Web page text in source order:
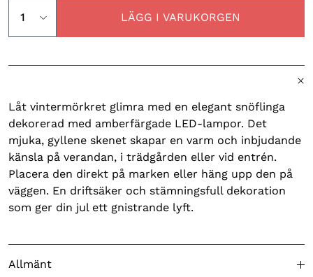
LÄGG I VARUKORGEN
Låt vintermörkret glimra med en elegant snöflinga
dekorerad med amberfärgade LED-lampor. Det
mjuka, gyllene skenet skapar en varm och inbjudande
känsla på verandan, i trädgården eller vid entrén.
Placera den direkt på marken eller häng upp den på
väggen. En driftsäker och stämningsfull dekoration
som ger din jul ett gnistrande lyft.
Allmänt